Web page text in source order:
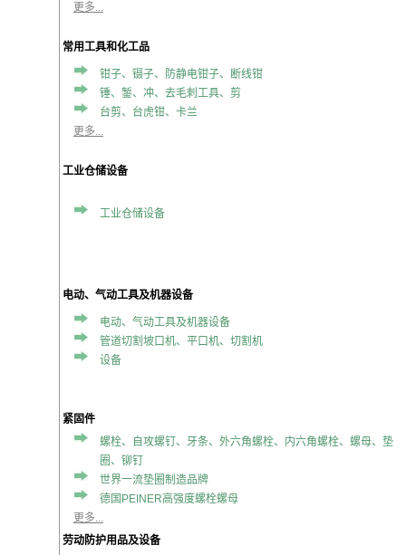
更多...
常用工具和化工品
钳子、镊子、防静电钳子、断线钳
锤、錾、冲、去毛刺工具、剪
台剪、台虎钳、卡兰
更多...
工业仓储设备
工业仓储设备
电动、气动工具及机器设备
电动、气动工具及机器设备
管道切割坡口机、平口机、切割机
设备
紧固件
螺栓、自攻螺钉、牙条、外六角螺栓、内六角螺栓、螺母、垫
圈、铆钉
世界一流垫圈制造品牌
德国PEINER高强度螺栓螺母
更多...
劳动防护用品及设备